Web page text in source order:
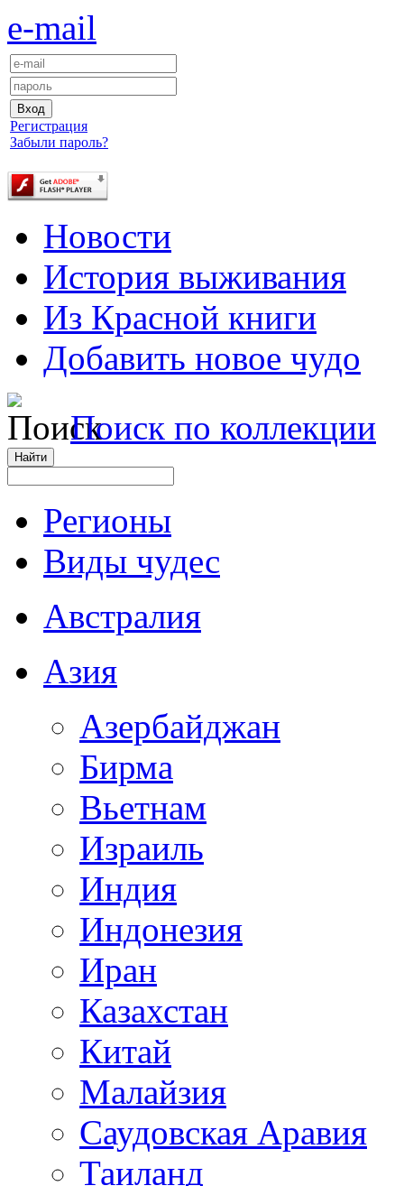
e-mail
Регистрация
Забыли пароль?
Новости
История выживания
Из Красной книги
Добавить новое чудо
Поиск по коллекции
Регионы
Виды чудес
Австралия
Азия
Азербайджан
Бирма
Вьетнам
Израиль
Индия
Индонезия
Иран
Казахстан
Китай
Малайзия
Саудовская Аравия
Таиланд